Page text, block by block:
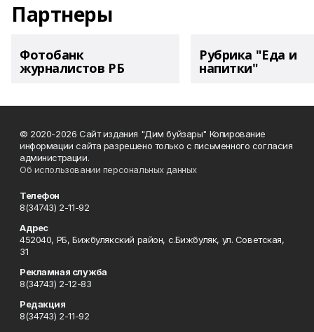
Партнеры
Фотобанк
журналистов РБ
Рубрика "Еда и
напитки"
© 2020-2026 Сайт издания "Дим буйзары" Копирование
информации сайта разрешено только с письменного согласия
администрации.
Об использовании персональных данных
Телефон
8(34743) 2-11-92
Адрес
452040, РБ, Бижбулякский район, с.Бижбуляк, ул. Советская,
31
Рекламная служба
8(34743) 2-12-83
Редакция
8(34743) 2-11-92